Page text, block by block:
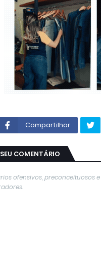
Compartilhar
COMENTÁRIO
ofensivos, preconceituosos